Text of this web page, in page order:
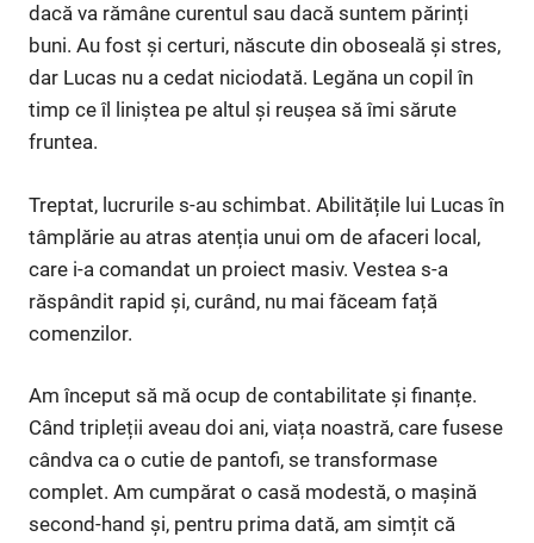
dacă va rămâne curentul sau dacă suntem părinți
buni. Au fost și certuri, născute din oboseală și stres,
dar Lucas nu a cedat niciodată. Legăna un copil în
timp ce îl liniștea pe altul și reușea să îmi sărute
fruntea.
Treptat, lucrurile s-au schimbat. Abilitățile lui Lucas în
tâmplărie au atras atenția unui om de afaceri local,
care i-a comandat un proiect masiv. Vestea s-a
răspândit rapid și, curând, nu mai făceam față
comenzilor.
Am început să mă ocup de contabilitate și finanțe.
Când tripleții aveau doi ani, viața noastră, care fusese
cândva ca o cutie de pantofi, se transformase
complet. Am cumpărat o casă modestă, o mașină
second-hand și, pentru prima dată, am simțit că